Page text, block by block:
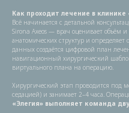
Как проходит лечение в клинике
Всё начинается с детальной
Sirona Axeos — врач оценивает объём
анатомических структур и
данных создаётся цифровой план
навигационный хирургический
виртуального плана на операцию.
Хирургический этап проводится под
седацией) и занимает 2–4 часа.
«Элегия» выполняет команда